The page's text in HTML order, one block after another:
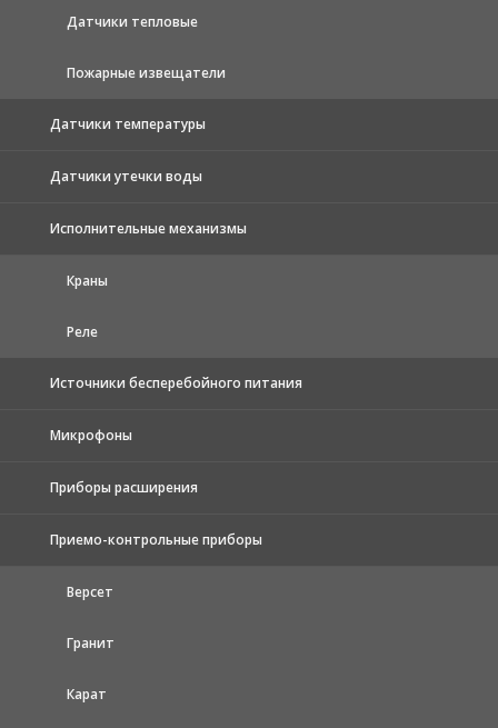
Датчики тепловые
Пожарные извещатели
Датчики температуры
Датчики утечки воды
Исполнительные механизмы
Краны
Реле
Источники бесперебойного питания
Микрофоны
Приборы расширения
Приемо-контрольные приборы
Версет
Гранит
Карат